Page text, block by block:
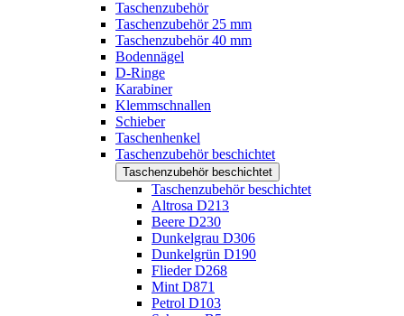
Taschenzubehör
Taschenzubehör 25 mm
Taschenzubehör 40 mm
Bodennägel
D-Ringe
Karabiner
Klemmschnallen
Schieber
Taschenhenkel
Taschenzubehör beschichtet
Taschenzubehör beschichtet
Taschenzubehör beschichtet
Altrosa D213
Beere D230
Dunkelgrau D306
Dunkelgrün D190
Flieder D268
Mint D871
Petrol D103